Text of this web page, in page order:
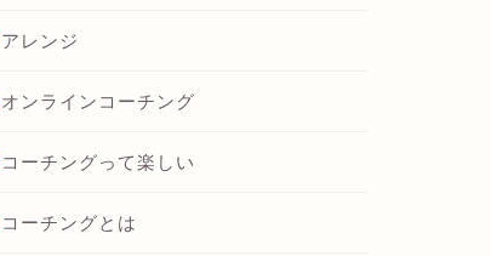
アレンジ
オンラインコーチング
コーチングって楽しい
コーチングとは